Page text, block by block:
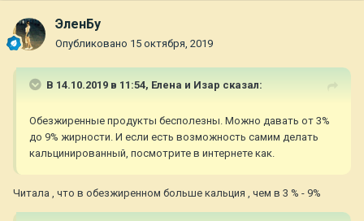
ЭленБу
Опубликовано 15 октября, 2019
В 14.10.2019 в 11:54, Елена и Изар сказал:
Обезжиренные продукты бесполезны. Можно давать от 3%
до 9% жирности. И если есть возможность самим делать
кальцинированный, посмотрите в интернете как.
Читала , что в обезжиренном больше кальция , чем в 3 % - 9%